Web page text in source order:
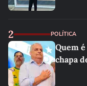
2 POLÍTICA
Quem
chapa